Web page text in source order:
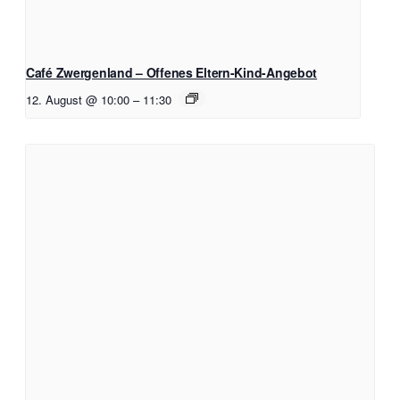
Café Zwergenland – Offenes Eltern-Kind-Angebot
12. August @ 10:00 – 11:30